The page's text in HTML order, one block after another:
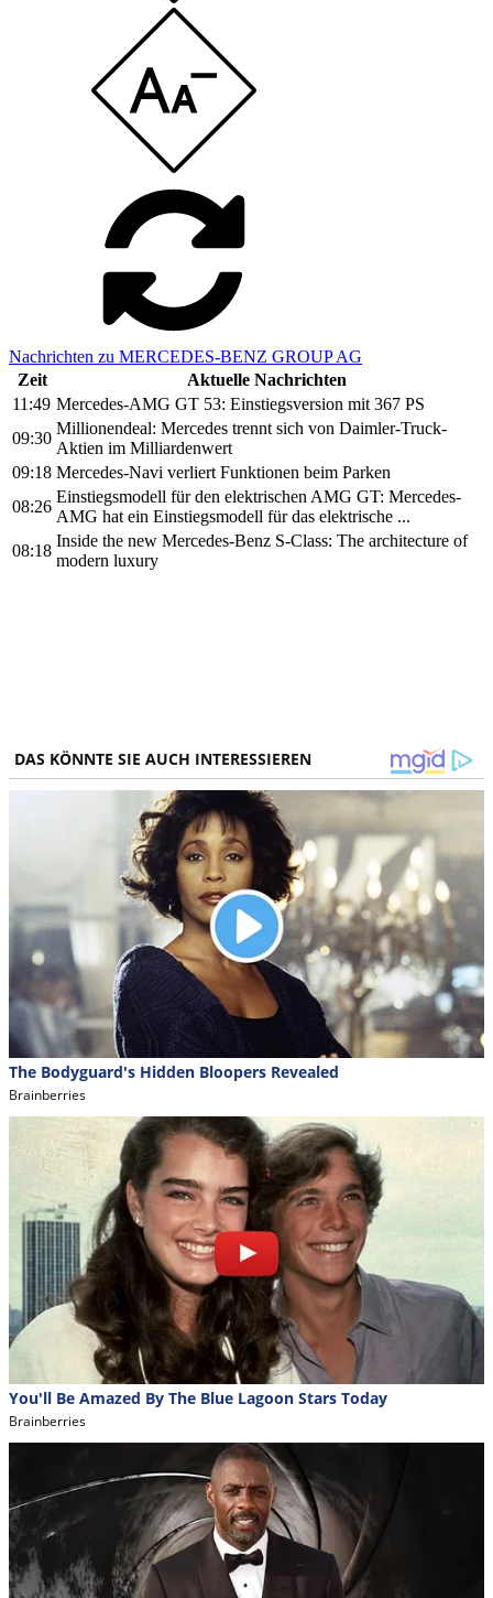
Nachrichten zu MERCEDES-BENZ GROUP AG
Zeit
Aktuelle Nachrichten
11:49 Mercedes-AMG GT 53: Einstiegsversion mit 367 PS
09:30
Millionendeal: Mercedes trennt sich von Daimler-Truck-
Aktien im Milliardenwert
09:18 Mercedes-Navi verliert Funktionen beim Parken
08:26
Einstiegsmodell für den elektrischen AMG GT: Mercedes-
AMG hat ein Einstiegsmodell für das elektrische ...
08:18
Inside the new Mercedes-Benz S-Class: The architecture of
modern luxury